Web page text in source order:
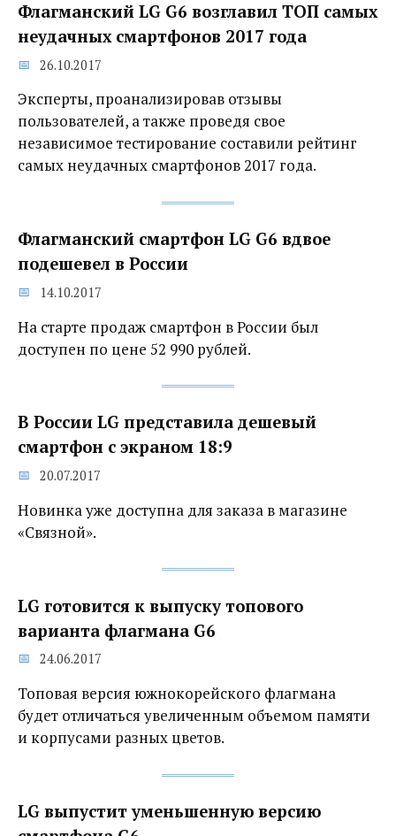
Флагманский LG G6 возглавил ТОП самых
неудачных смартфонов 2017 года‍
26.10.2017
Эксперты, проанализировав отзывы
пользователей, а также проведя свое
независимое тестирование составили рейтинг
самых неудачных смартфонов 2017 года.
Флагманский смартфон LG G6 вдвое
подешевел в России
14.10.2017
На старте продаж смартфон в России был
доступен по цене 52 990 рублей.
В России LG представила дешевый
смартфон с экраном 18:9
20.07.2017
Новинка уже доступна для заказа в магазине
«Связной».
LG готовится к выпуску топового
варианта флагмана G6
24.06.2017
Топовая версия южнокорейского флагмана
будет отличаться увеличенным объемом памяти
и корпусами разных цветов.
LG выпустит уменьшенную версию